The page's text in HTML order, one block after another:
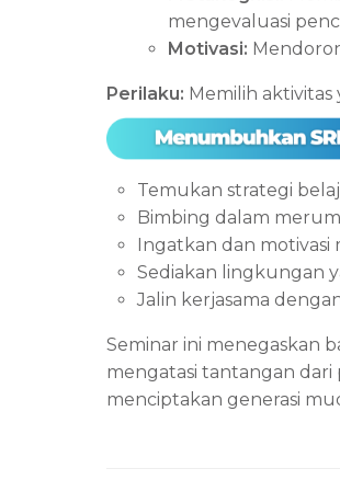
mengevaluasi
Motivasi:
Perilaku: Memilih
Temukan strategi
Bimbing dalam
Ingatkan dan
Sediakan lingkungan
Jalin kerjasama
Seminar ini menegaskan
mengatasi tantangan
menciptakan generasi